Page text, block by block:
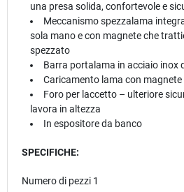
una presa solida, confortevole e
Meccanismo spezzalama
sola mano e con magnete che
spezzato
Barra portalama in acciaio inox
Caricamento lama con magnete
Foro per laccetto – ulteriore
lavora in altezza
In espositore da banco
SPECIFICHE:
Numero di pezzi 1